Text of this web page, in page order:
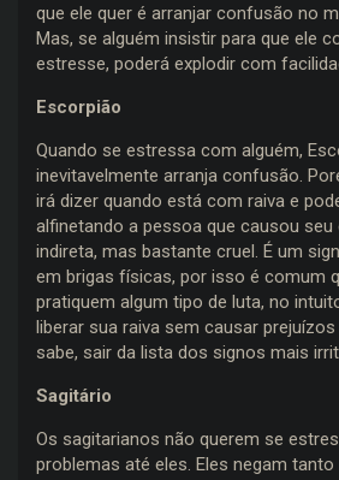
que ele quer é arranjar confusão no
Mas, se alguém insistir para que ele
estresse, poderá explodir com
Escorpião
Quando se estressa com alguém,
inevitavelmente arranja confusão.
irá dizer quando está com raiva e
alfinetando a pessoa que causou
indireta, mas bastante cruel. É um
em brigas físicas, por isso é comum
pratiquem algum tipo de luta, no
liberar sua raiva sem causar
sabe, sair da lista dos signos mais
Sagitário
Os sagitarianos não querem se
problemas até eles. Eles negam tanto